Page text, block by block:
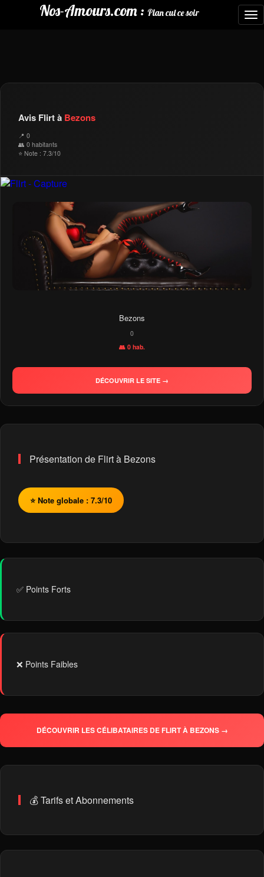
Nos-Amours.com : Plan cul ce soir
Avis Flirt à Bezons
📍 0
👥 0 habitants
⭐ Note : 7.3/10
Bezons
0
👥 0 hab.
DÉCOUVRIR LE SITE →
Présentation de Flirt à Bezons
⭐ Note globale : 7.3/10
✅ Points Forts
❌ Points Faibles
DÉCOUVRIR LES CÉLIBATAIRES DE FLIRT À BEZONS →
💰 Tarifs et Abonnements